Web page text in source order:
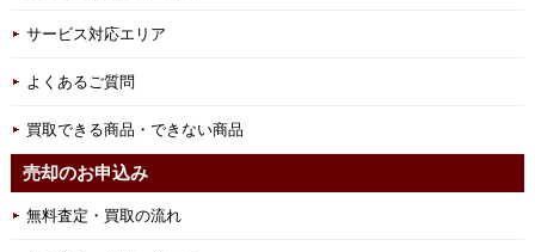
サービス対応エリア
よくあるご質問
買取できる商品・できない商品
売却のお申込み
無料査定・買取の流れ